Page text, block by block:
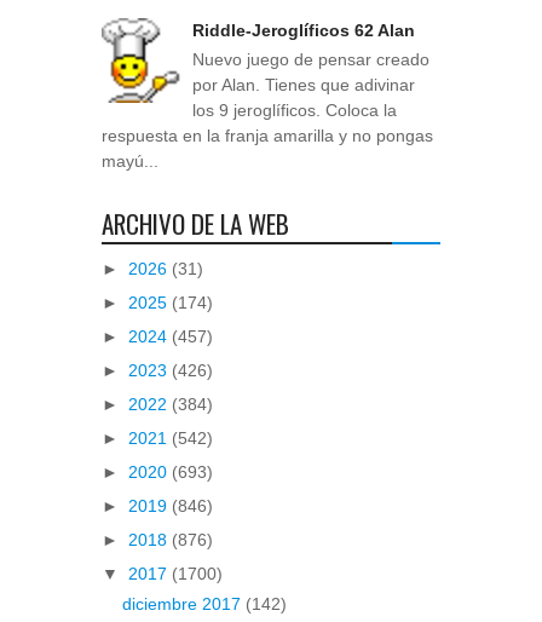
Riddle-Jeroglíficos 62 Alan
Nuevo juego de pensar creado
por Alan. Tienes que adivinar
los 9 jeroglíficos. Coloca la
respuesta en la franja amarilla y no pongas
mayú...
ARCHIVO DE LA WEB
► 2026 (31)
► 2025 (174)
► 2024 (457)
► 2023 (426)
► 2022 (384)
► 2021 (542)
► 2020 (693)
► 2019 (846)
► 2018 (876)
▼ 2017 (1700)
diciembre 2017 (142)